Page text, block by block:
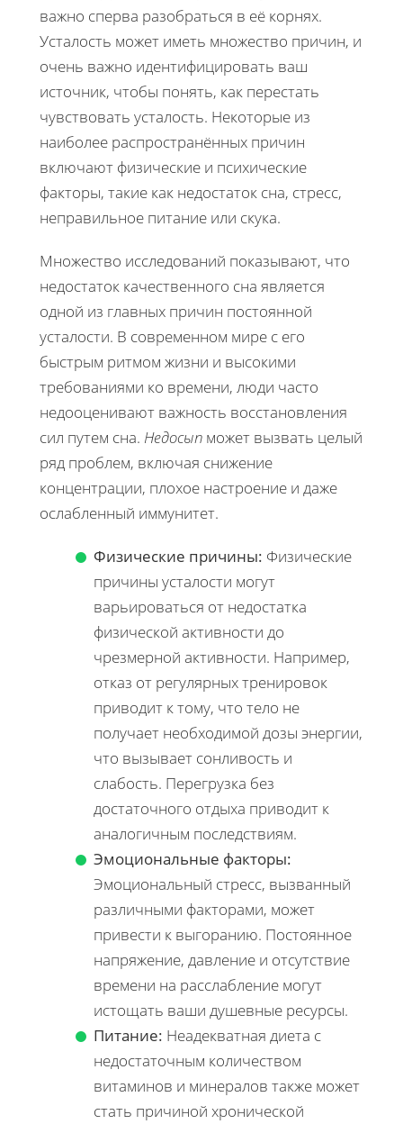
важно сперва разобраться в её корнях.
Усталость может иметь множество причин, и
очень важно идентифицировать ваш
источник, чтобы понять, как перестать
чувствовать усталость. Некоторые из
наиболее распространённых причин
включают физические и психические
факторы, такие как недостаток сна, стресс,
неправильное питание или скука.
Множество исследований показывают, что
недостаток качественного сна является
одной из главных причин постоянной
усталости. В современном мире с его
быстрым ритмом жизни и высокими
требованиями ко времени, люди часто
недооценивают важность восстановления
сил путем сна. Недосып может вызвать целый
ряд проблем, включая снижение
концентрации, плохое настроение и даже
ослабленный иммунитет.
Физические причины: Физические
причины усталости могут
варьироваться от недостатка
физической активности до
чрезмерной активности. Например,
отказ от регулярных тренировок
приводит к тому, что тело не
получает необходимой дозы энергии,
что вызывает сонливость и
слабость. Перегрузка без
достаточного отдыха приводит к
аналогичным последствиям.
Эмоциональные факторы:
Эмоциональный стресс, вызванный
различными факторами, может
привести к выгоранию. Постоянное
напряжение, давление и отсутствие
времени на расслабление могут
истощать ваши душевные ресурсы.
Питание: Неадекватная диета с
недостаточным количеством
витаминов и минералов также может
стать причиной хронической